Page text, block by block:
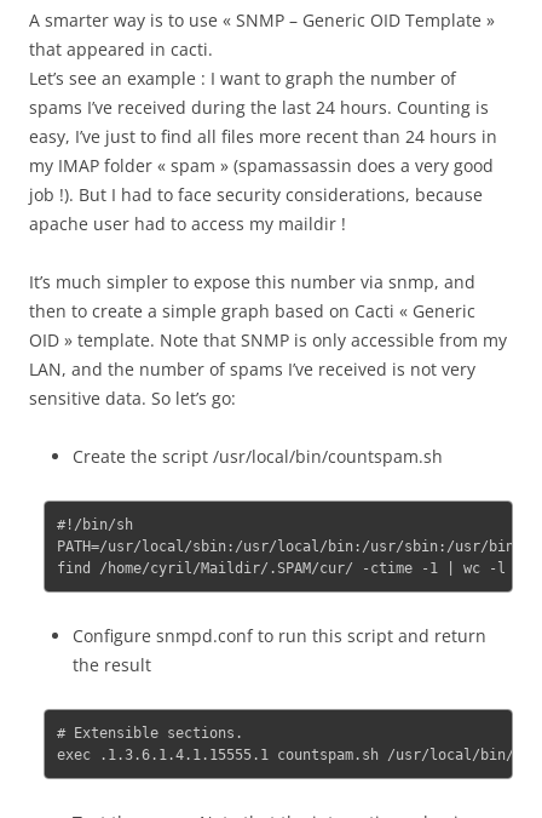
A smarter way is to use « SNMP – Generic OID Template »
that appeared in cacti.
Let’s see an example : I want to graph the number of
spams I’ve received during the last 24 hours. Counting is
easy, I’ve just to find all files more recent than 24 hours in
my IMAP folder « spam » (spamassassin does a very good
job !). But I had to face security considerations, because
apache user had to access my maildir !
It’s much simpler to expose this number via snmp, and
then to create a simple graph based on Cacti « Generic
OID » template. Note that SNMP is only accessible from my
LAN, and the number of spams I’ve received is not very
sensitive data. So let’s go:
Create the script /usr/local/bin/countspam.sh
#!/bin/sh
PATH=/usr/local/sbin:/usr/local/bin:/usr/sbin:/usr/bin:/
Configure snmpd.conf to run this script and return
the result
# Extensible sections.